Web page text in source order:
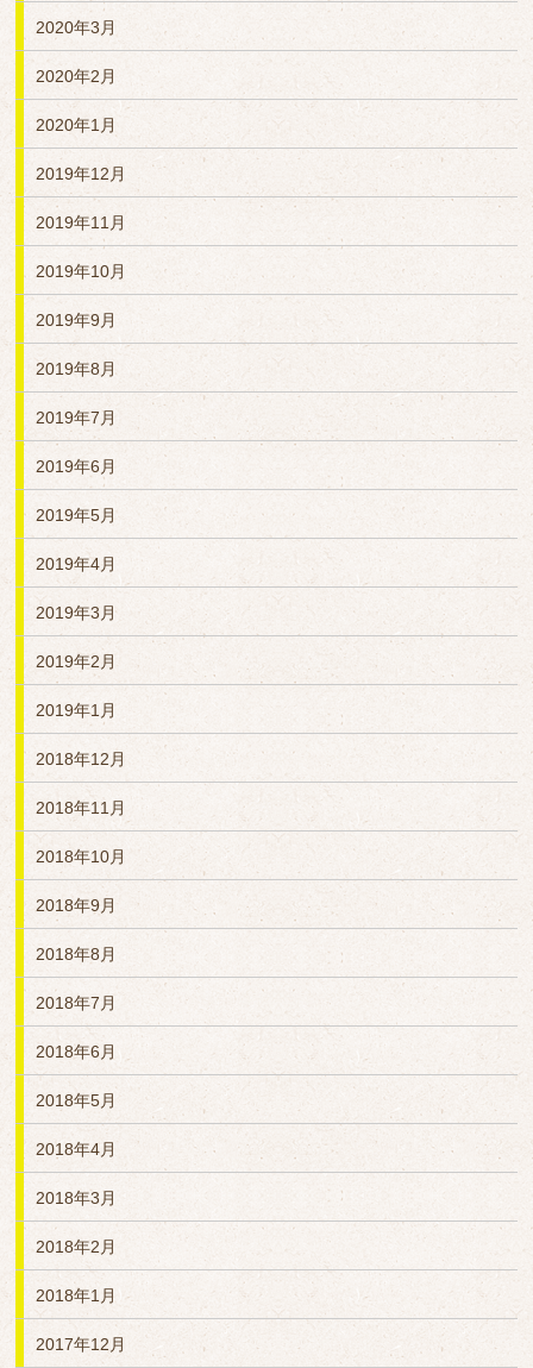
2020年3月
2020年2月
2020年1月
2019年12月
2019年11月
2019年10月
2019年9月
2019年8月
2019年7月
2019年6月
2019年5月
2019年4月
2019年3月
2019年2月
2019年1月
2018年12月
2018年11月
2018年10月
2018年9月
2018年8月
2018年7月
2018年6月
2018年5月
2018年4月
2018年3月
2018年2月
2018年1月
2017年12月